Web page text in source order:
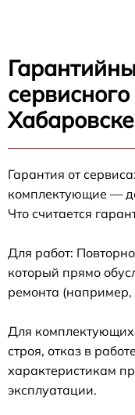
Хабаровске
Гарантия от
комплектующие —
Что считается
Для работ:
который прямо
ремонта
Для
строя, отказ в
характеристикам
эксплуатации.